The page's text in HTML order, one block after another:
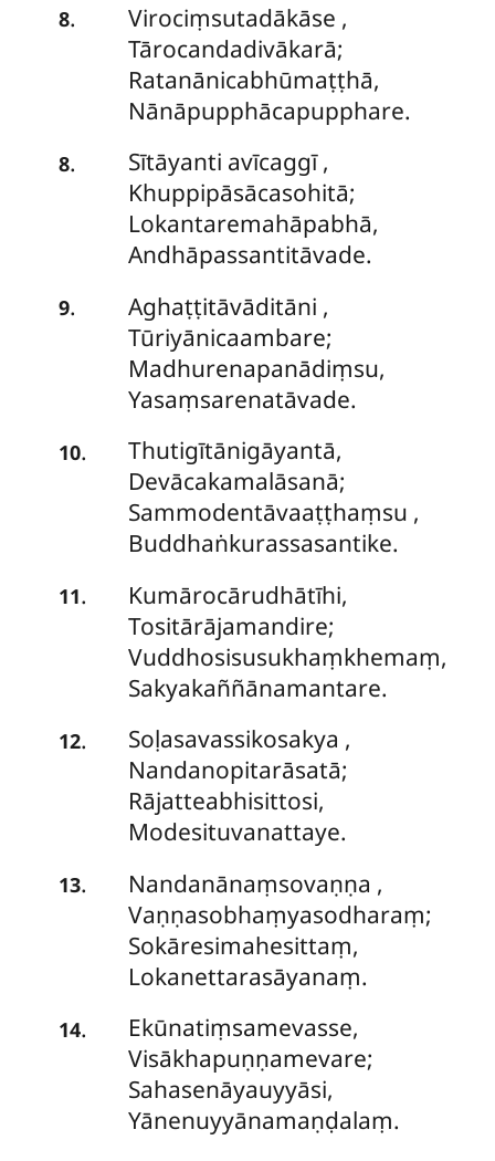
8. Virociṃsutadākāse ,
Tārocandadivākarā;
Ratanānicabhūmaṭṭhā,
Nānāpupphācapupphare.
8. Sītāyanti avīcaggī,
Khuppipāsācasohitā;
Lokantaremahāpabhā,
Andhāpassantitāvade.
9. Aghaṭṭitāvāditāni ,
Tūriyānicaambare;
Madhurenapanādiṃsu,
Yasaṃsarenatāvade.
10.
Thutigītānigāyantā,
Devācakamalāsanā;
Sammodentāvaaṭṭhaṃsu ,
Buddhaṅkurassasantike.
11.
Kumārocārudhātīhi,
Tositārājamandire;
Vuddhosisusukhaṃkhemaṃ,
Sakyakaññānamantare.
12. Soḷasavassikosakya ,
Nandanopitarāsatā;
Rājatteabhisittosi,
Modesituvanattaye.
13. Nandanānaṃsovaṇṇa ,
Vaṇṇasobhaṃyasodharaṃ;
Sokāresimahesittaṃ,
Lokanettarasāyanaṃ.
14.
Ekūnatiṃsamevasse,
Visākhapuṇṇamevare;
Sahasenāyauyyāsi,
Yānenuyyānamaṇḍalaṃ.